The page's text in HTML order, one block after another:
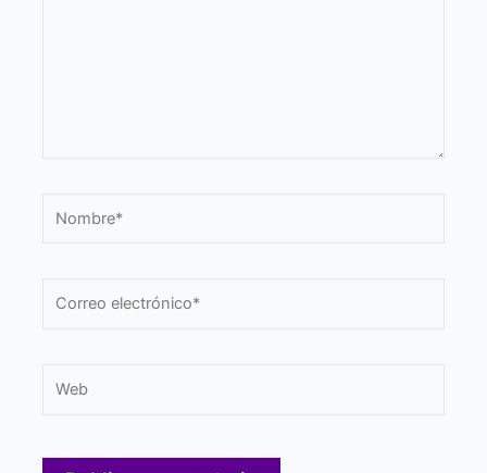
electrónico*